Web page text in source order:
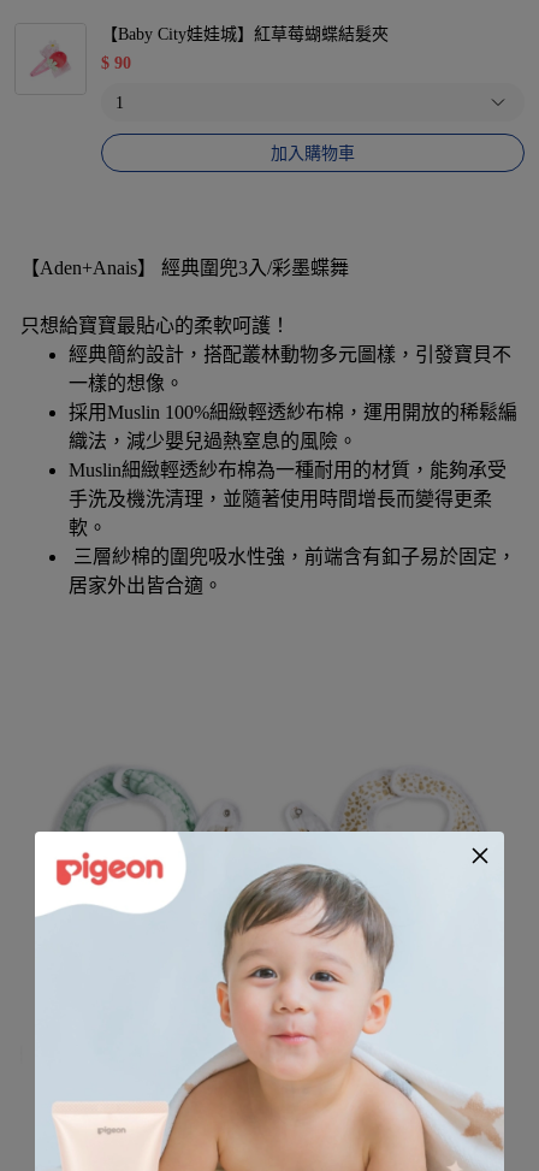
【Baby City娃娃城】紅草莓蝴蝶結髮夾
$ 90
加入購物車
【Aden+Anais】 經典圍兜3入/彩墨蝶舞
只想給寶寶最貼心的柔軟呵護！
經典簡約設計，搭配叢林動物多元圖樣，引發寶貝不
一樣的想像。
採用Muslin 100%細緻輕透紗布棉，運用開放的稀鬆編
織法，減少嬰兒過熱窒息的風險。
Muslin細緻輕透紗布棉為一種耐用的材質，能夠承受
手洗及機洗清理，並隨著使用時間增長而變得更柔
軟。
三層紗棉的圍兜吸水性強，前端含有釦子易於固定，
居家外出皆合適。